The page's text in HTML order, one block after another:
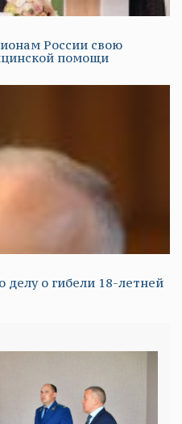
России свою
помощи
о гибели 18-летней